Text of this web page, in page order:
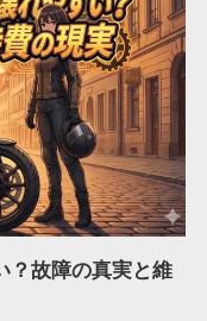
？故障の真実と維